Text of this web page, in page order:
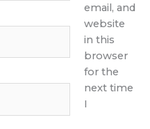
email, and
website
in this
browser
for the
next time
I